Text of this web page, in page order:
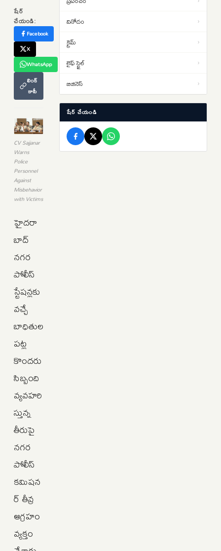
షేర్
చేయండి:
Facebook
X
WhatsApp
లింక్
కాపీ
CV Sajjanar
Warns
Police
Personnel
Against
Misbehavior
with Victims
హైదరా
బాద్‌
నగర
పోలీస్
స్టేషన్లకు
వచ్చే
బాధితుల
పట్ల
కొందరు
సిబ్బంది
వ్యవహరి
స్తున్న
తీరుపై
నగర
పోలీస్
కమిషన
ర్ తీవ్ర
ఆగ్రహం
వ్యక్తం
‘సుప్రీం’ నో
12:45తెహెల్కా పత్రిక మాజీ సంపాదకుడికి
10ఏళ్ల కఠిన కారాగార శిక్ష… బాంబే
హైకోర్టు తీర్పు
వినోదం ›
క్రైమ్ ›
లైఫ్ స్టైల్ ›
బిజినెస్ ›
షేర్ చేయండి